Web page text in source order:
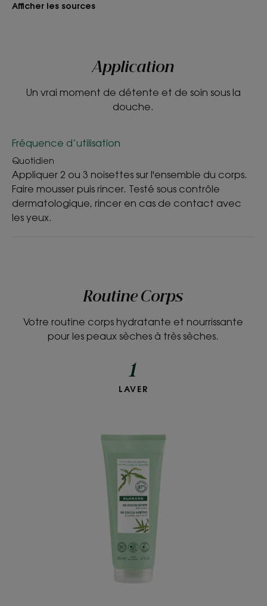
Afficher les sources
Application
Un vrai moment de détente et de soin sous la
douche.
Fréquence d’utilisation
Quotidien
Appliquer 2 ou 3 noisettes sur l'ensemble du corps.
Faire mousser puis rincer. Testé sous contrôle
dermatologique, rincer en cas de contact avec
les yeux.
Routine Corps
Votre routine corps hydratante et nourrissante
pour les peaux sèches à très sèches.
1
Gel
parfum
de
Bambou
LAVER